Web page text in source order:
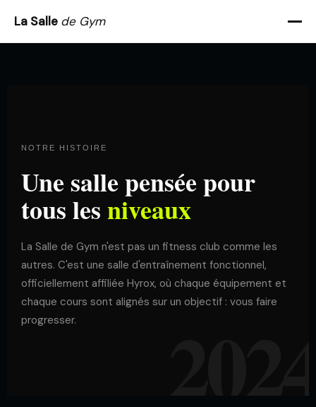
La Salle de Gym
NOTRE HISTOIRE
Une salle penséepour
tous lesniveaux
La Salle de Gym n'est pas un fitness club comme les
autres. C'est une salle d'entraînement fonctionnel,
officiellement affiliée Hyrox, où chaque équipement et
chaque cours sont alignés sur un objectif : vous faire
progresser.